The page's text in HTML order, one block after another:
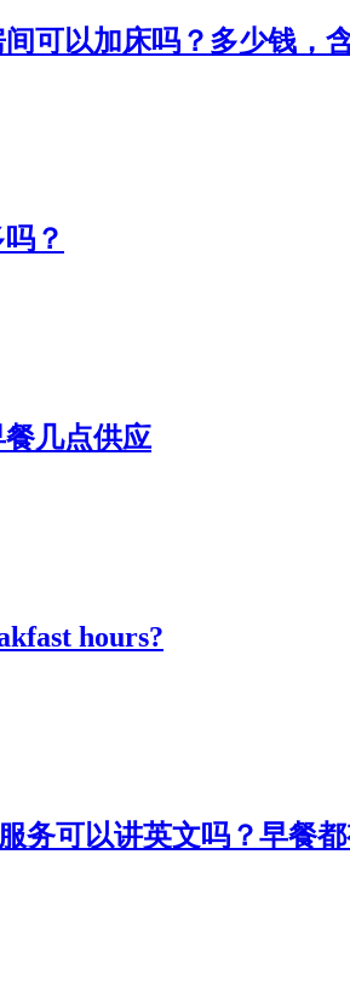
可以加床吗？多少钱，
？
几点供应
hours?
务可以讲英文吗？早餐